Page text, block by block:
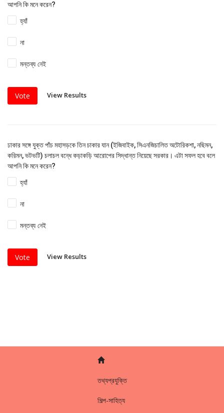
আপনি কি মনে করেন?
হ্যাঁ
না
মন্তব্য নেই
Vote View Results
ঢাকার সঙ্গে যুক্ত পাঁচ মহাসড়কে তিন চাকার যান (ইজিবাইক, সিএনজিচালিত অটোরিকশা, নছিমন,
করিমন, ভটভটি) চলাচল বন্ধে কড়াকড়ি আরোপের সিদ্ধান্ত নিয়েছে সরকার। এটা সফল হবে বলে
আপনি কি মনে করেন?
হ্যাঁ
না
মন্তব্য নেই
Vote View Results
তথ্যপ্রযুক্তি
শিল্প-সাহিত্য